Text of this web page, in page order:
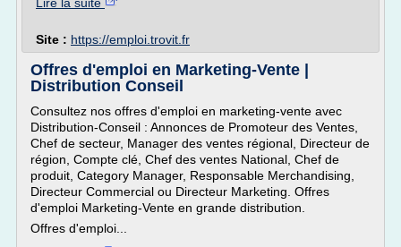
Site : https://emploi.trovit.fr
Offres d'emploi en Marketing-Vente |
Distribution Conseil
Consultez nos offres d'emploi en marketing-vente avec
Distribution-Conseil : Annonces de Promoteur des Ventes,
Chef de secteur, Manager des ventes régional, Directeur de
région, Compte clé, Chef des ventes National, Chef de
produit, Category Manager, Responsable Merchandising,
Directeur Commercial ou Directeur Marketing. Offres
d'emploi Marketing-Vente en grande distribution.
Offres d'emploi...